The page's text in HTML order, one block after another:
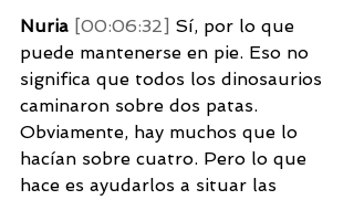
Nuria [00:06:32] Sí, por lo que
puede mantenerse en pie. Eso no
significa que todos los dinosaurios
caminaron sobre dos patas.
Obviamente, hay muchos que lo
hacían sobre cuatro. Pero lo que
hace es ayudarlos a situar las